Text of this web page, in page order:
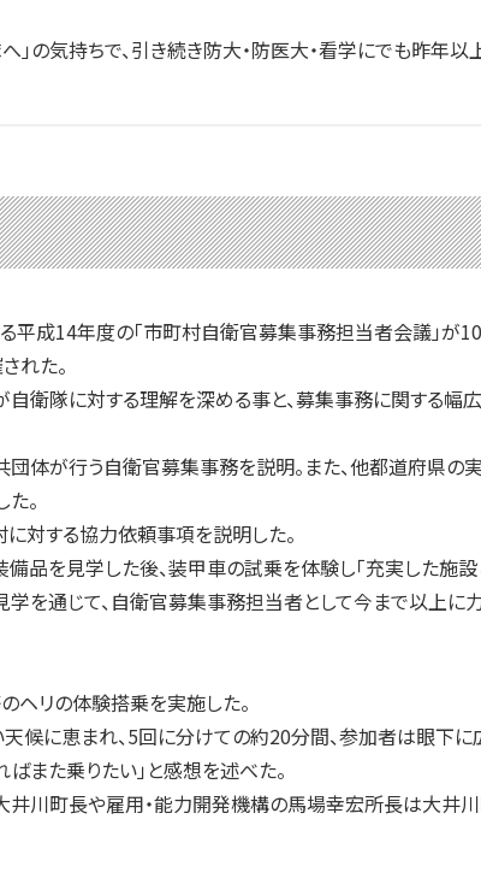
の気持ちで、引き続き防大・防医大・看学にでも昨年以
成14年度の「市町村自衛官募集事務担当者会議」が
れた。
衛隊に対する理解を深める事と、募集事務に関する幅
が行う自衛官募集事務を説明。また、他都道府県の実
。
対する協力依頼事項を説明した。
品を見学した後、装甲車の試乗を体験し「充実した施
を通じて、自衛官募集事務担当者として今まで以上に
リの体験搭乗を実施した。
候に恵まれ、5回に分けての約20分間、参加者は眼下に
また乗りたい」と感想を述べた。
川町長や雇用・能力開発機構の馬場幸宏所長は大井